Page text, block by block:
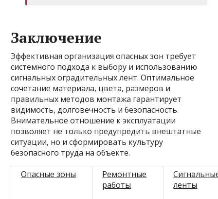
Заключение
Эффективная организация опасных зон требует
системного подхода к выбору и использованию
сигнальных оградительных лент. Оптимальное
сочетание материала, цвета, размеров и
правильных методов монтажа гарантирует
видимость, долговечность и безопасность.
Внимательное отношение к эксплуатации
позволяет не только предупредить внештатные
ситуации, но и сформировать культуру
безопасного труда на объекте.
Опасные зоны
Ремонтные
работы
ленты